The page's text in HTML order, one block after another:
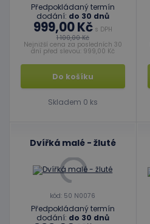
Předpokládaný termín
dodání: do 30 dnů
999,00 Kčs DPH
1 100,00 Kč
Nejnižší cena za posledních 30
dní před slevou: 999,00 Kč
Do košíku
Skladem 0 ks
Dvířká malé - žluté
kód: 50 N0076
Předpokládaný termín
dodání: do 30 dnů